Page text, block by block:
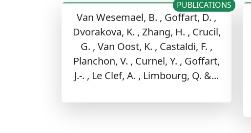
Van Wesemael, B. , Goffart, D. ,
Dvorakova, K. , Zhang, H. , Crucil,
G. , Van Oost, K. , Castaldi, F. ,
Planchon, V. , Curnel, Y. , Goffart,
J.-. , Le Clef, A. , Limbourg, Q. &...
PUBLICATIONS